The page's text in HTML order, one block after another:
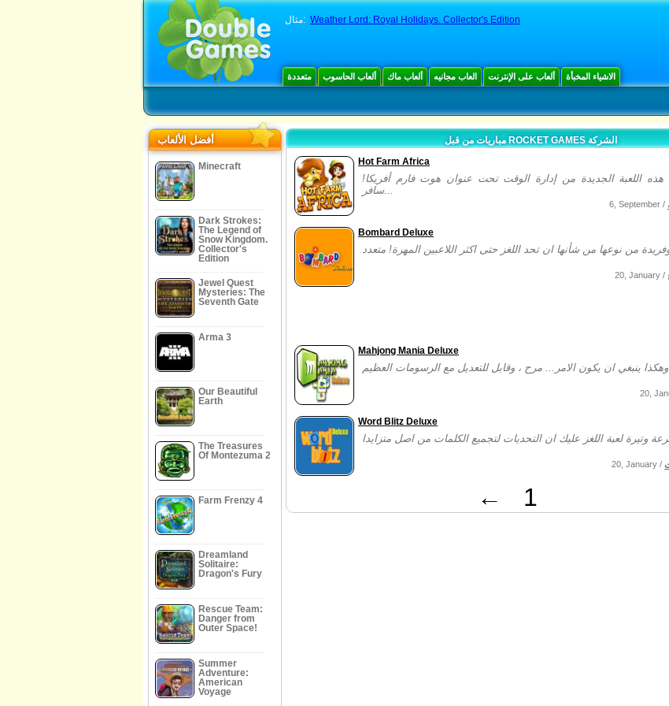
مثال: Weather Lord: Royal Holidays. Collector's Edition
متعددة ألعاب الحاسوب ألعاب ماك العاب مجانيه ألعاب على الإنترنت الاشياء المخبأة
أفضل الألعاب
Minecraft
Dark Strokes:
The Legend of
Snow Kingdom.
Collector's
Edition
Jewel Quest
Mysteries: The
Seventh Gate
Arma 3
Our Beautiful
Earth
The Treasures
Of Montezuma 2
Farm Frenzy 4
Dreamland
Solitaire:
Dragon's Fury
Rescue Team:
Danger from
Outer Space!
Summer
Adventure:
American
Voyage
مباريات من قبل ROCKET GAMES الشركة
Hot Farm Africa
اللعبة الجديدة من إدارة الوقت تحت عنوان هوت فارم أفريكا!
سافر...
6, September /
Bombard Deluxe
20, January /
Mahjong Mania Deluxe
20,
Word Blitz Deluxe
20, January /
← 1